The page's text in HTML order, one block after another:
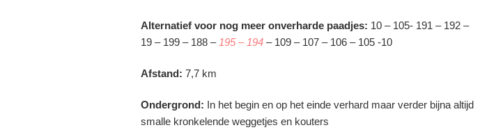
Alternatief voor nog meer onverharde paadjes: 10 – 105- 191 – 192 –
19 – 199 – 188 –195 – 194 – 109 – 107 – 106 – 105 -10
Afstand: 7,7 km
Ondergrond: In het begin en op het einde verhard maar verder bijna altijd
smalle kronkelende weggetjes en kouters